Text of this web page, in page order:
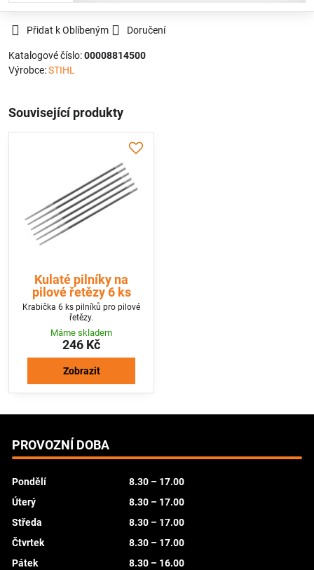
Přidat k Oblíbeným Doručení
Katalogové číslo:00008814500
Výrobce:STIHL
Související produkty
Kulaté pilníky na
pilové řetězy 6 ks
Krabička 6 ks pilníků pro pilové
řetězy.
Máme skladem
246 Kč
Zobrazit
PROVOZNÍ DOBA
Pondělí
8.30 – 17.00
Úterý
8.30 – 17.00
Středa
8.30 – 17.00
Čtvrtek
8.30 – 17.00
Pátek
8.30 – 16.00